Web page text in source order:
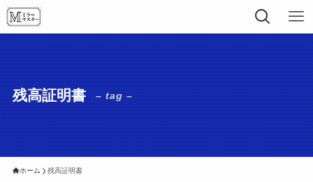
残高証明書 – tag –
ホーム 残高証明書